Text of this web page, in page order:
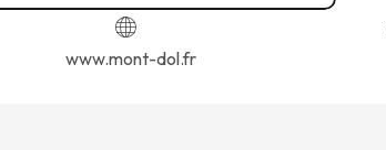
www.mont-dol.fr